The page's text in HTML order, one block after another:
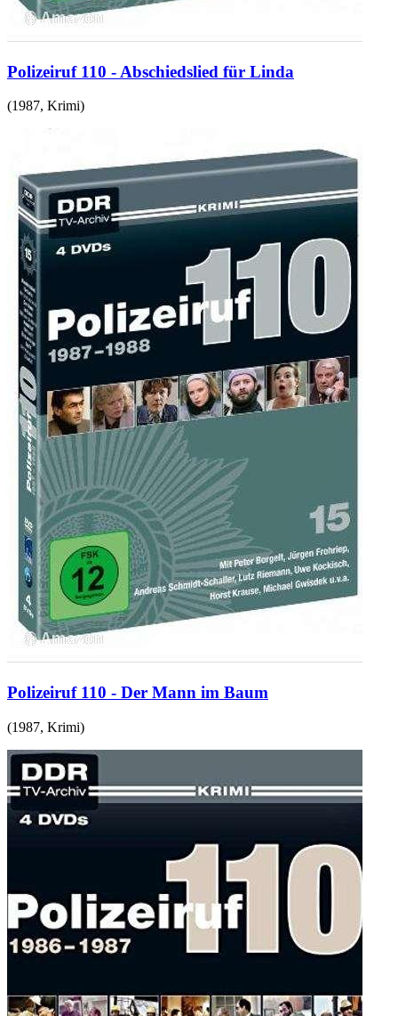
Polizeiruf 110 - Abschiedslied für Linda
(1987, Krimi)
Polizeiruf 110 - Der Mann im Baum
(1987, Krimi)